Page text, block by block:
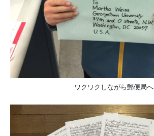
ワクワクしながら郵便局へ